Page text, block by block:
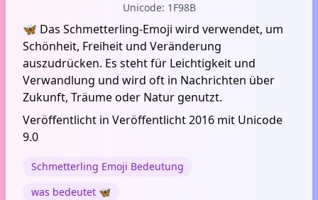
Unicode: 1F98B
🦋 Das Schmetterling-Emoji wird verwendet, um
Schönheit, Freiheit und Veränderung
auszudrücken. Es steht für Leichtigkeit und
Verwandlung und wird oft in Nachrichten über
Zukunft, Träume oder Natur genutzt.
Veröffentlicht in Veröffentlicht 2016 mit Unicode
9.0
Schmetterling Emoji Bedeutung
was bedeutet 🦋